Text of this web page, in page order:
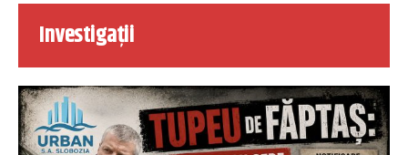
Investigații